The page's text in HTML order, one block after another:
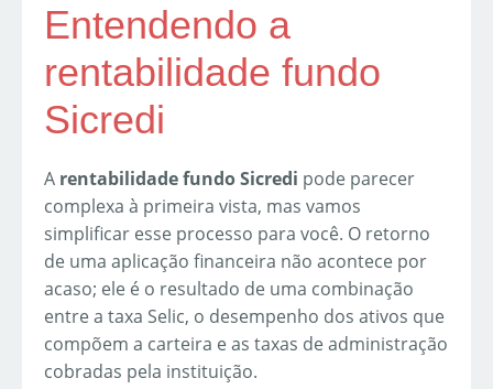
Entendendo a
rentabilidade fundo
Sicredi
A rentabilidade fundo Sicredi pode parecer
complexa à primeira vista, mas vamos
simplificar esse processo para você. O retorno
de uma aplicação financeira não acontece por
acaso; ele é o resultado de uma combinação
entre a taxa Selic, o desempenho dos ativos que
compõem a carteira e as taxas de administração
cobradas pela instituição.